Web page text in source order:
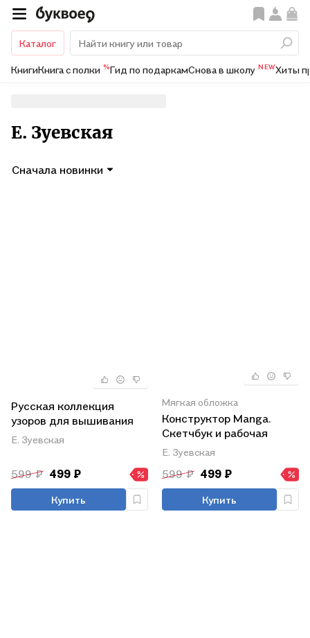
Каталог
КнигиКнига с полки %Гид по подаркамСнова в школу NEWХиты
Е. Зуевская
Сначала новинки
Русская коллекция
узоров для вышивания
крестом: Более 160
орнаментов и мотивов,
отрисованных на
счетной сетке
Е. Зуевская
599 ₽ 499 ₽
Купить
Мягкая обложка
Конструктор Manga.
Скетчбук и рабочая
тетрадь под одной
обложкой
Е. Зуевская
599 ₽ 499 ₽
Купить